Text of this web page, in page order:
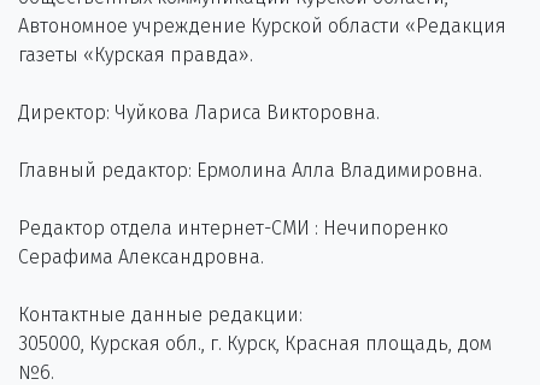
Автономное учреждение Курской области «Редакция
газеты «Курская правда».
Директор: Чуйкова Лариса Викторовна.
Главный редактор: Ермолина Алла Владимировна.
Редактор отдела интернет-СМИ : Нечипоренко
Серафима Александровна.
Контактные данные редакции:
305000, Курская обл., г. Курск, Красная площадь, дом
№6.